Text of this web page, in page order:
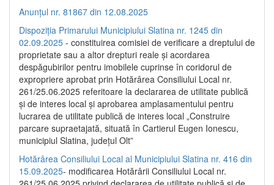
Anunțul nr. 81867 din 12.08.2025
Dispoziția Primarului Municipiului Slatina nr. 1245 din
02.09.2025 - constituirea comisiei de verificare a dreptului de
proprietate sau a altor drepturi reale și acordarea
despăgubirilor pentru imobilele cuprinse în coridorul de
expropriere aprobat prin Hotărârea Consiliului Local nr.
261/25.06.2025 referitoare la declararea de utilitate publică
și de interes local și aprobarea amplasamentului pentru
lucrarea de utilitate publică de interes local „Construire
parcare supraetajată, situată în Cartierul Eugen Ionescu,
municipiul Slatina, județul Olt”
Hotărârea Consiliului Local al Municipiului Slatina nr. 416 din
15.09.2025- modificarea Hotărârii Consiliului Local nr.